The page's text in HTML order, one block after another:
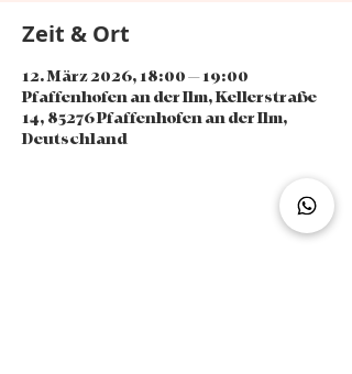
Zeit & Ort
12. März 2026, 18:00 – 19:00
Pfaffenhofen an der Ilm, Kellerstraße
14, 85276 Pfaffenhofen an der Ilm,
Deutschland